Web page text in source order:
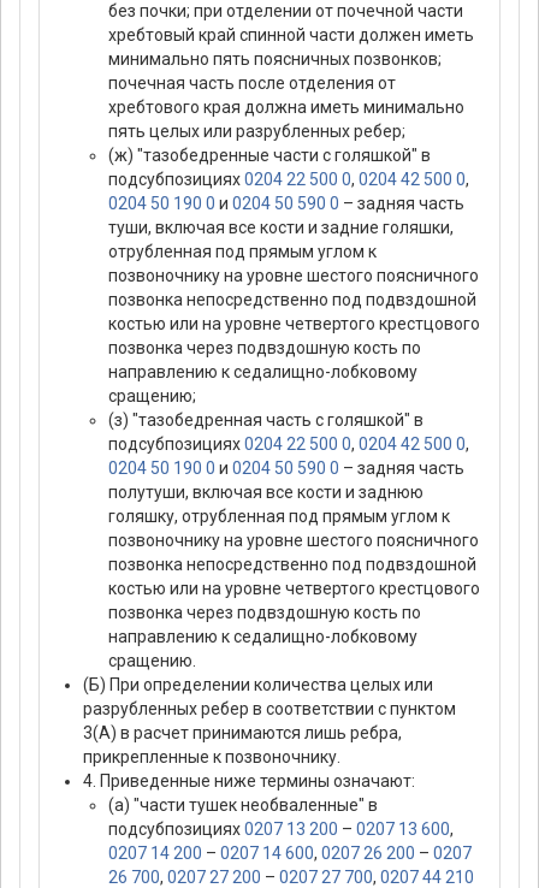
без почки; при отделении от почечной части
хребтовый край спинной части должен иметь
минимально пять поясничных позвонков;
почечная часть после отделения от
хребтового края должна иметь минимально
пять целых или разрубленных ребер;
(ж) "тазобедренные части с голяшкой" в
подсубпозициях0204 22 500 0, 0204 42 500 0,
0204 50 190 0 и 0204 50 590 0 – задняя часть
туши, включая все кости и задние голяшки,
отрубленная под прямым углом к
позвоночнику на уровне шестого поясничного
позвонка непосредственно под подвздошной
костью или на уровне четвертого крестцового
позвонка через подвздошную кость по
направлению к седалищно-лобковому
сращению;
(з) "тазобедренная часть с голяшкой" в
подсубпозициях0204 22 500 0, 0204 42 500 0,
0204 50 190 0 и 0204 50 590 0 – задняя часть
полутуши, включая все кости и заднюю
голяшку, отрубленная под прямым углом к
позвоночнику на уровне шестого поясничного
позвонка непосредственно под подвздошной
костью или на уровне четвертого крестцового
позвонка через подвздошную кость по
направлению к седалищно-лобковому
сращению.
(Б) При определении количества целых или
разрубленных ребер в соответствии с пунктом
3(А) в расчет принимаются лишь ребра,
прикрепленные к позвоночнику.
4. Приведенные ниже термины означают:
(а) "части тушек необваленные" в
подсубпозициях0207 13 200 – 0207 13 600,
0207 14 200 – 0207 14 600, 0207 26 200 – 0207
26 700, 0207 27 200 – 0207 27 700, 0207 44 210